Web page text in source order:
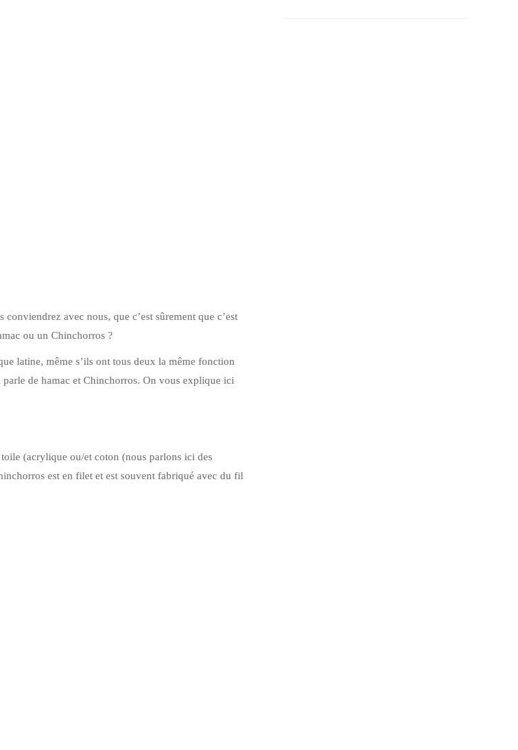
avec nous, que c’est sûrement que c’est
ou un Chinchorros ?
latine, même s’ils ont tous deux la même fonction
de hamac et Chinchorros. On vous explique ici
(acrylique ou/et coton (nous parlons ici des
est en filet et est souvent fabriqué avec du fil